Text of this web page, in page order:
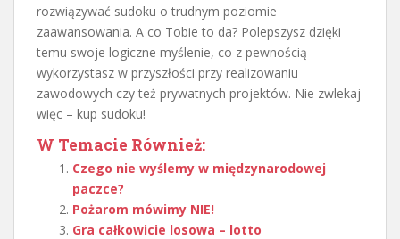
rozwiązywać sudoku o trudnym poziomie
zaawansowania. A co Tobie to da? Polepszysz dzięki
temu swoje logiczne myślenie, co z pewnością
wykorzystasz w przyszłości przy realizowaniu
zawodowych czy też prywatnych projektów. Nie zwlekaj
więc – kup sudoku!
W Temacie Również:
Czego nie wyślemy w międzynarodowej
paczce?
Pożarom mówimy NIE!
Gra całkowicie losowa – lotto